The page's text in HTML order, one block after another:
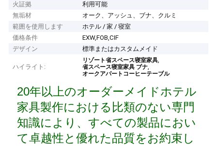
火証拠
利用可能
無垢材
オーク、アッシュ、ブナ、クルミ
範囲を使用します
ホテル / 家 / 寝室
価格条件
EXW,FOB,CIF
デザイン
標準またはカスタムメイド
ハイライト:
リゾート省スペース寝室家具,
省スペース寝室家具 ブナ,
オークアパートコーヒーテーブル
20年以上のオーダーメイドホテル
家具製作における比類のない専門
知識により、すべての製品におい
て卓越性と優れた品質をお約束し